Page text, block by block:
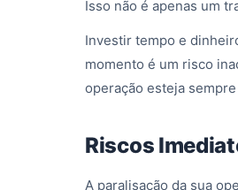
Isso não é apenas um
Investir tempo e
momento é um risco
operação esteja
Riscos
A paralisação da sua